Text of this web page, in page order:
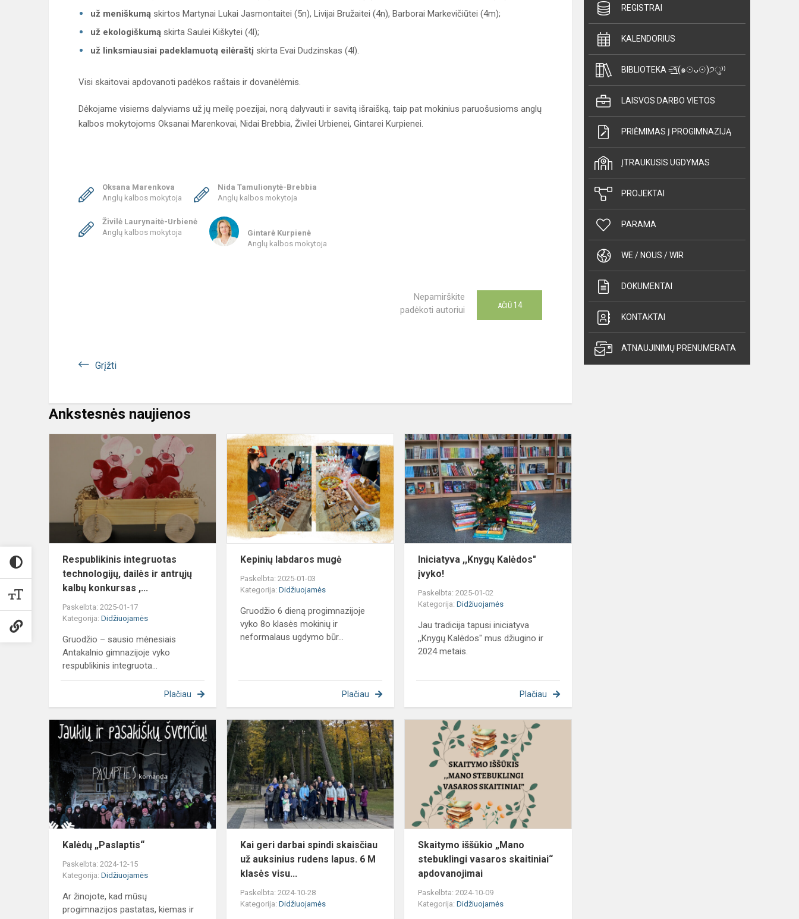
už meniškumą skirtos Martynai Lukai Jasmontaitei (5n), Livijai Bružaitei (4n), Barborai Markevičiūtei (4m);
už ekologiškumą skirta Saulei Kiškytei (4l);
už linksmiausiai padeklamuotą eilėraštį skirta Evai Dudzinskas (4l).
Visi skaitovai apdovanoti padėkos raštais ir dovanėlėmis.
Dėkojame visiems dalyviams už jų meilę poezijai, norą dalyvauti ir savitą išraišką, taip pat mokinius paruošusioms anglų
kalbos mokytojoms Oksanai Marenkovai, Nidai Brebbia, Živilei Urbienei, Gintarei Kurpienei.
Oksana Marenkova
Anglų kalbos mokytoja
Nida Tamulionytė-Brebbia
Anglų kalbos mokytoja
Živilė Laurynaitė-Urbienė
Anglų kalbos mokytoja
Gintarė Kurpienė
Anglų kalbos mokytoja
Nepamirškite
padėkoti autoriui
AČIŪ 14
Grįžti
Ankstesnės naujienos
Respublikinis
integruotas
technologijų,
dailės
antrųjų
k...
Respublikinis integruotas
technologijų, dailės ir antrųjų
kalbų konkursas ,...
Paskelbta: 2025-01-17
Kategorija: Didžiuojamės
Gruodžio – sausio mėnesiais
Antakalnio gimnazijoje vyko
respublikinis integruota...
Plačiau
Kepinių
labdaros
mugė
Kepinių labdaros mugė
Paskelbta: 2025-01-03
Kategorija:Didžiuojamės
Gruodžio 6 dieną progimnazijoje
vyko 8o klasės mokinių ir
neformalaus ugdymo būr...
Plačiau
Iniciatyva
,,Knygų
Kalėdos"
įvyko!
Iniciatyva ,,Knygų Kalėdos"
įvyko!
Paskelbta: 2025-01-02
Kategorija:Didžiuojamės
Jau tradicija tapusi iniciatyva
,,Knygų Kalėdos" mus džiugino ir
2024 metais.
Plačiau
Kalėdų
„Paslaptis“
Kalėdų „Paslaptis“
Paskelbta: 2024-12-15
Kategorija: Didžiuojamės
Ar žinojote, kad mūsų
progimnazijos pastatas, kiemas ir
Kai
geri
darbai
spindi
skaisčiau
už
auksinius
rudens
lapus....
Kai geri darbai spindi skaisčiau
už auksinius rudens lapus. 6 M
klasės visu...
Paskelbta: 2024-10-28
Kategorija:Didžiuojamės
Skaitymo iššūkio „Mano
stebuklingi vasaros skaitiniai“
apdovanojimai
Paskelbta: 2024-10-09
Kategorija:Didžiuojamės
REGISTRAI
KALENDORIUS
BIBLIOTEKA =͟͟͞͞٩(๑☉ᴗ☉)੭ु⁾⁾
LAISVOS DARBO VIETOS
PRIĖMIMAS Į PROGIMNAZIJĄ
ĮTRAUKUSIS UGDYMAS
PROJEKTAI
PARAMA
WE / NOUS / WIR
DOKUMENTAI
KONTAKTAI
ATNAUJINIMŲ PRENUMERATA